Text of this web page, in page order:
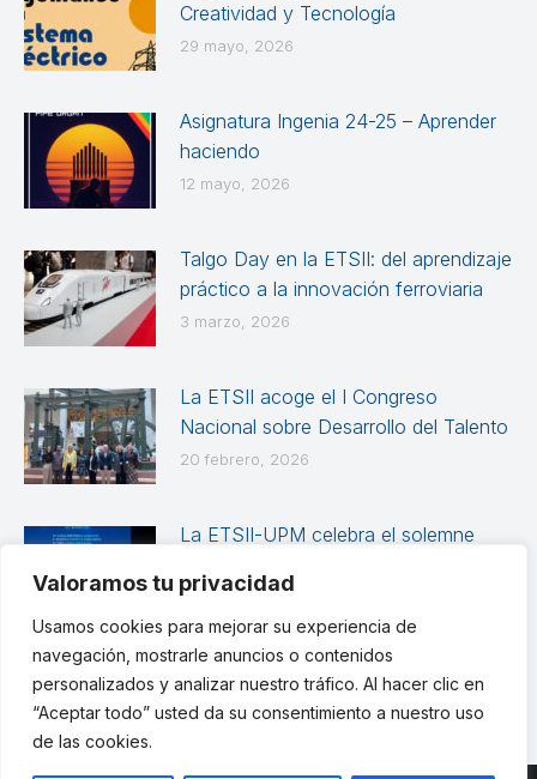
Valoramos tu privacidad
Usamos cookies para mejorar su experiencia de
navegación, mostrarle anuncios o contenidos
personalizados y analizar nuestro tráfico. Al hacer clic en
“Aceptar todo” usted da su consentimiento a nuestro uso
de las cookies.
Creatividad y Tecnología
29 mayo, 2026
Asignatura Ingenia 24-25 – Aprender
haciendo
12 mayo, 2026
Talgo Day en la ETSII: del aprendizaje
práctico a la innovación ferroviaria
3 marzo, 2026
La ETSII acoge el I Congreso
Nacional sobre Desarrollo del Talento
20 febrero, 2026
La ETSII-UPM celebra el solemne
las promociones 2024-2025
12 febrero, 2026